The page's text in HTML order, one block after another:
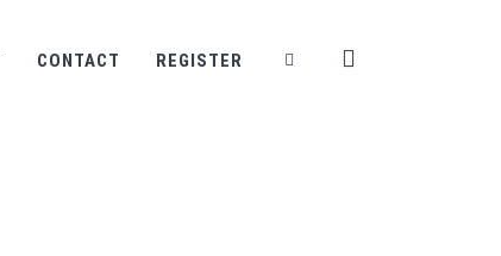
CONTACT REGISTER